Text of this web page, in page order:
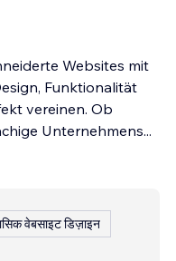
Websites mit
Funktionalität
vereinen. Ob
Unternehmens...
वेबसाइट डिज़ाइन